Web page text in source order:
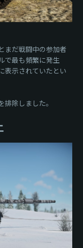
まだ戦闘中の参加者
で最も頻繁に発生
表示されていたとい
除しました。